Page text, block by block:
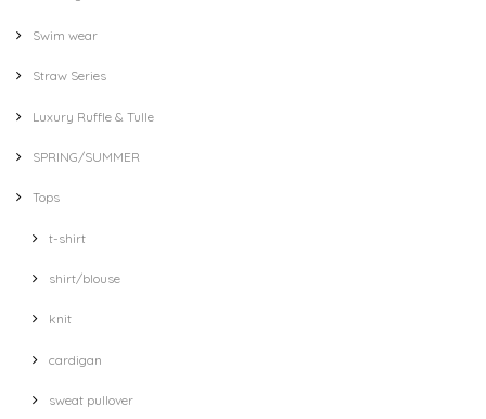
Swim wear
Straw Series
Luxury Ruffle & Tulle
SPRING/SUMMER
Tops
t-shirt
shirt/blouse
knit
cardigan
sweat pullover